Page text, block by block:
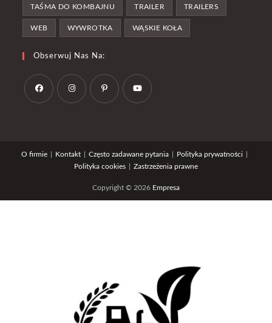
TAŚMA DO KOMBAJNU TRAILER TRAILERS
WEB WYWROTKA WĄSKIE KOŁA
Obserwuj Nas Na:
new
new
new
tab
new
tab
O firmie Kontakt Często zadawane pytania
Polityka prywatności
Polityka cookies
Zastrzeżenia prawne
Copyright © 2026 Empresa